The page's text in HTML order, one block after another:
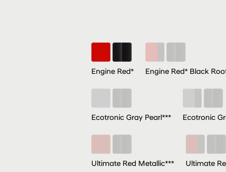
Engine Red* Engine Red* Black
Ecotronic Gray Pearl*** Ecotronic
Ultimate Red Metallic*** Ultimate